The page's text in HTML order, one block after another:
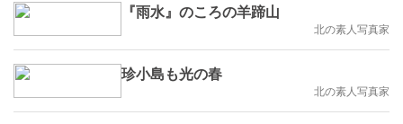
『雨水』のころの羊蹄山
北の素人写真家
珍小島も光の春
北の素人写真家